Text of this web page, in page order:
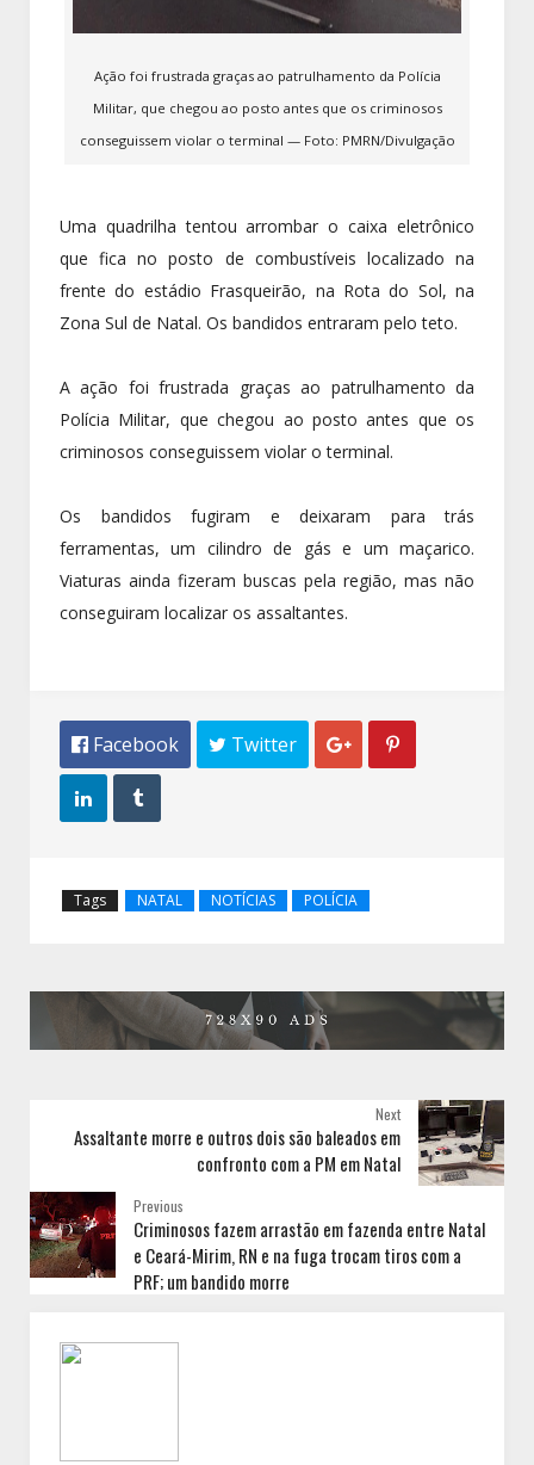
Ação foi frustrada graças ao patrulhamento da Polícia
Militar, que chegou ao posto antes que os criminosos
conseguissem violar o terminal — Foto: PMRN/Divulgação
Uma quadrilha tentou arrombar o caixa eletrônico
que fica no posto de combustíveis localizado na
frente do estádio Frasqueirão, na Rota do Sol, na
Zona Sul de Natal. Os bandidos entraram pelo teto.
A ação foi frustrada graças ao patrulhamento da
Polícia Militar, que chegou ao posto antes que os
criminosos conseguissem violar o terminal.
Os bandidos fugiram e deixaram para trás
ferramentas, um cilindro de gás e um maçarico.
Viaturas ainda fizeram buscas pela região, mas não
conseguiram localizar os assaltantes.
 Facebook  Twitter  
 
Tags NATAL NOTÍCIAS POLÍCIA
Next
Assaltante morre e outros dois são baleados em
confronto com a PM em Natal
Previous
Criminosos fazem arrastão em fazenda entre Natal
e Ceará-Mirim, RN e na fuga trocam tiros com a
PRF; um bandido morre